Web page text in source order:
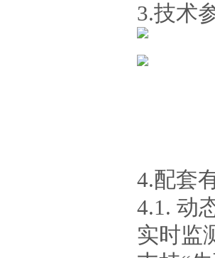
3.技术
4.配套
4.1. 动
实时监